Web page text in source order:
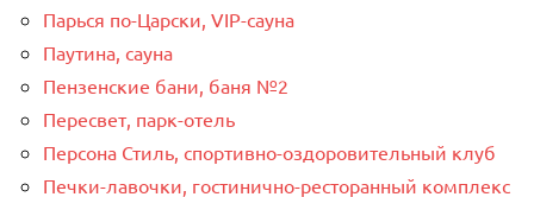
Парься по-Царски, VIP-сауна
Паутина, сауна
Пензенские бани, баня №2
Пересвет, парк-отель
Персона Стиль, спортивно-оздоровительный клуб
Печки-лавочки, гостинично-ресторанный комплекс